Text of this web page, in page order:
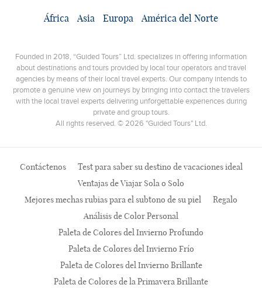
África Asia Europa América del Norte
Founded in 2018, “Guided Tours” Ltd. specializes in offering information
about destinations and tours provided by local tour operators and travel
agencies by means of their local travel experts. Our company intends to
promote a genuine view on journeys by bringing into contact the travelers
with the local travel experts delivering unforgettable experiences during
private and group tours.
All rights reserved. © 2026 "Guided Tours" Ltd.
Contáctenos
Test para saber su destino de vacaciones ideal
Ventajas de Viajar Sola o Solo
Mejores mechas rubias para el subtono de su piel
Regalo
Análisis de Color Personal
Paleta de Colores del Invierno Profundo
Paleta de Colores del Invierno Frío
Paleta de Colores del Invierno Brillante
Paleta de Colores de la Primavera Brillante